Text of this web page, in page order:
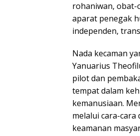
rohaniwan, obat-
aparat penegak
independen,
Nada kecaman
Yanuarius
pilot dan
tempat dalam
kemanusiaan.
melalui cara-
keamanan